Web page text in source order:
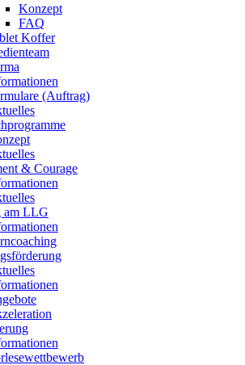
Konzept
FAQ
Koffer
(Auftrag)
& Courage
am LLG